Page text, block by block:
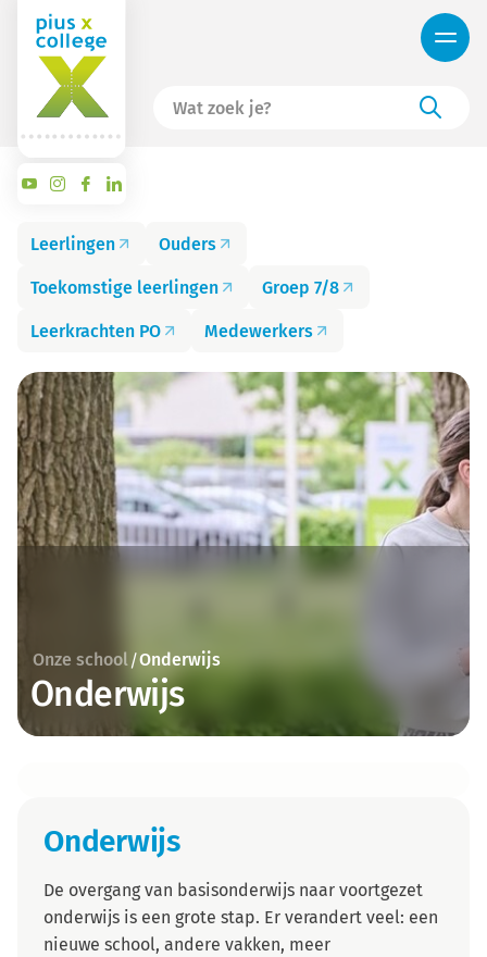
Leerlingen Ouders
Toekomstige leerlingen Groep 7/8
Leerkrachten PO Medewerkers
Onze school /Onderwijs
Onderwijs
Onderwijs
De overgang van basisonderwijs naar voortgezet
onderwijs is een grote stap. Er verandert veel: een
nieuwe school, andere vakken, meer